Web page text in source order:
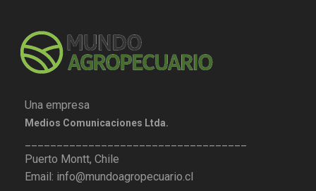
Una empresa
Medios Comunicaciones Ltda.
Puerto Montt, Chile
Email: info@mundoagropecuario.cl